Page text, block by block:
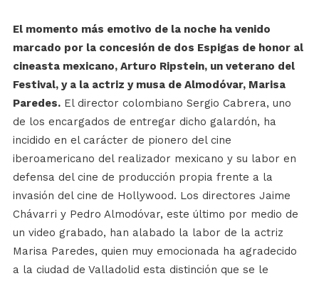
El momento más emotivo de la noche ha venido
marcado por la concesión de dos Espigas de honor al
cineasta mexicano, Arturo Ripstein, un veterano del
Festival, y a la actriz y musa de Almodóvar, Marisa
Paredes.El director colombiano Sergio Cabrera, uno
de los encargados de entregar dicho galardón, ha
incidido en el carácter de pionero del cine
iberoamericano del realizador mexicano y su labor en
defensa del cine de producción propia frente a la
invasión del cine de Hollywood. Los directores Jaime
Chávarri y Pedro Almodóvar, este último por medio de
un video grabado, han alabado la labor de la actriz
Marisa Paredes, quien muy emocionada ha agradecido
a la ciudad de Valladolid esta distinción que se le